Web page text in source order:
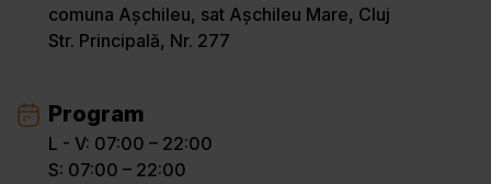
comuna Așchileu, sat Așchileu Mare, Cluj
Str. Principală, Nr. 277
Program
L - V: 07:00 – 22:00
S: 07:00 – 22:00